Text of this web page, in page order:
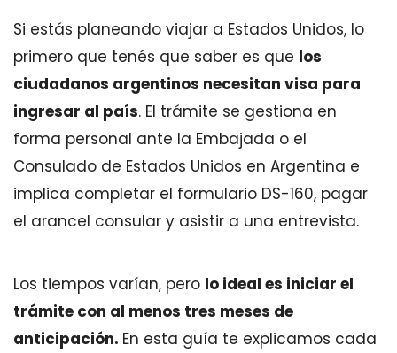
Si estás planeando viajar a Estados Unidos, lo
primero que tenés que saber es que los
ciudadanos argentinos necesitan visa para
ingresar al país. El trámite se gestiona en
forma personal ante la Embajada o el
Consulado de Estados Unidos en Argentina e
implica completar el formulario DS-160, pagar
el arancel consular y asistir a una entrevista.
Los tiempos varían, pero lo ideal es iniciar el
trámite con al menos tres meses de
anticipación. En esta guía te explicamos cada